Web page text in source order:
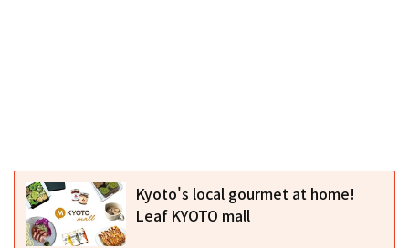
Kyoto's local gourmet at home!
Leaf KYOTO mall